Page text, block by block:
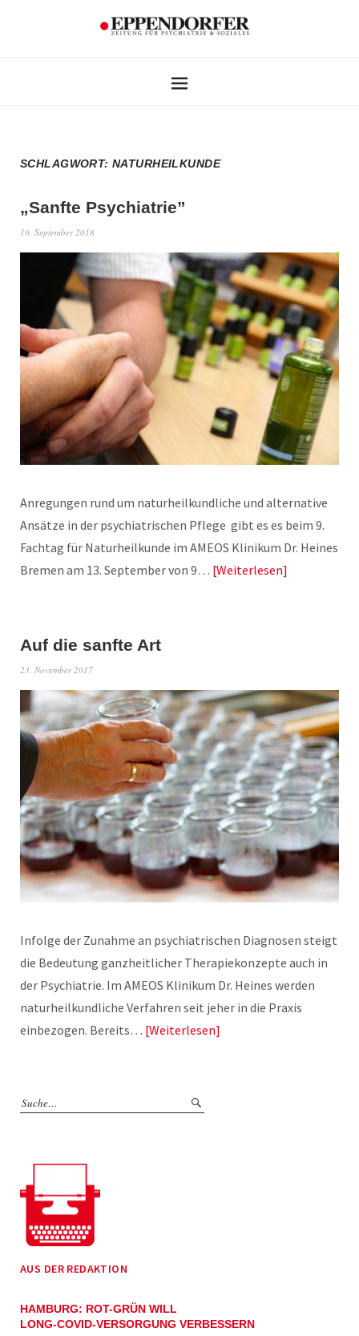
SCHLAGWORT:NATURHEILKUNDE
„Sanfte Psychiatrie”
10. September 2018
Anregungen rund um naturheilkundliche und alternative
Ansätze in der psychiatrischen Pflege gibt es es beim 9.
Fachtag für Naturheilkunde im AMEOS Klinikum Dr. Heines
Bremen am 13. September von 9… Weiterlesen
Auf die sanfte Art
23. November 2017
Infolge der Zunahme an psychiatrischen Diagnosen steigt
die Bedeutung ganzheitlicher Therapiekonzepte auch in
der Psychiatrie. Im AMEOS Klinikum Dr. Heines werden
naturheilkundliche Verfahren seit jeher in die Praxis
einbezogen. Bereits… Weiterlesen
AUS DER REDAKTION
HAMBURG: ROT-GRÜN WILL
LONG-COVID-VERSORGUNG VERBESSERN